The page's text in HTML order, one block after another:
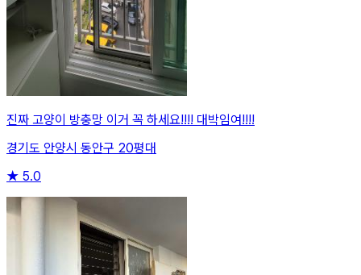
진짜 고양이 방충망 이거 꼭 하세요!!!! 대박임여!!!!
경기도 안양시 동안구 20평대
★ 5.0